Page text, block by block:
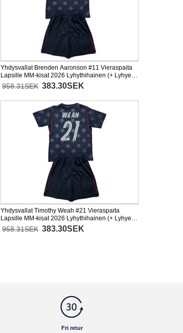
Yhdysvallat Brenden Aaronson #11 Vieraspaita
Lapsille MM-kisat 2026 Lyhythihainen (+ Lyhyet
housut)
958.31SEK 383.30SEK
Yhdysvallat Timothy Weah #21 Vieraspaita
Lapsille MM-kisat 2026 Lyhythihainen (+ Lyhyet
housut)
958.31SEK 383.30SEK
Fri retur